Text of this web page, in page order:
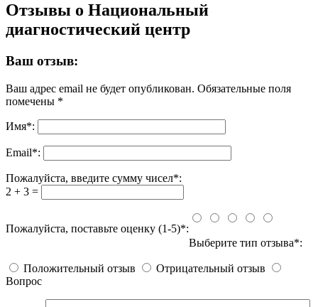
Отзывы о Национальный
диагностический центр
Ваш отзыв:
Ваш адрес email не будет опубликован. Обязательные поля
помечены *
Имя*:
Email*:
Пожалуйста, введите сумму чисел*:
2 + 3 =
Пожалуйста, поставьте оценку (1-5)*:
Выберите тип отзыва*:
Положительный отзыв
Отрицательный отзыв
Вопрос